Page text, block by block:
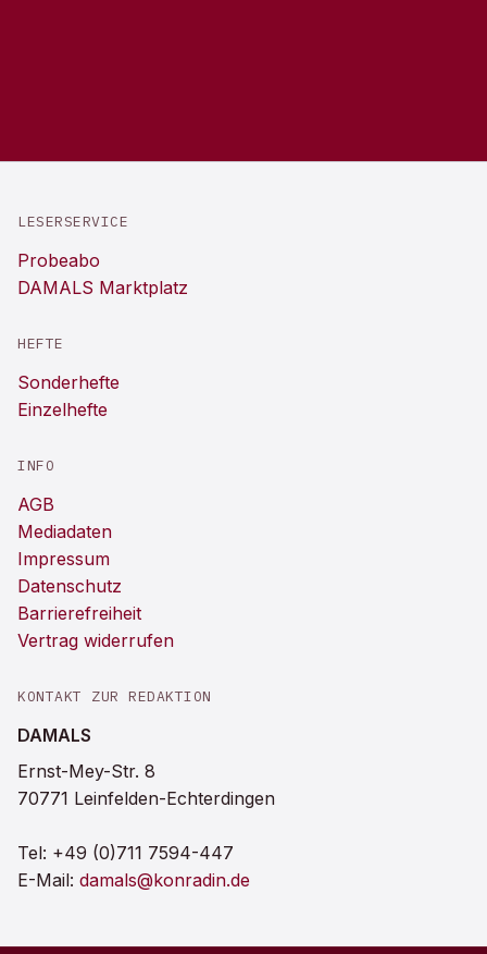
LESERSERVICE
Probeabo
DAMALS Marktplatz
HEFTE
Sonderhefte
Einzelhefte
INFO
AGB
Mediadaten
Impressum
Datenschutz
Barrierefreiheit
Vertrag widerrufen
KONTAKT ZUR REDAKTION
DAMALS
Ernst-Mey-Str. 8
70771 Leinfelden-Echterdingen
Tel: +49 (0)711 7594-447
E-Mail: damals@konradin.de